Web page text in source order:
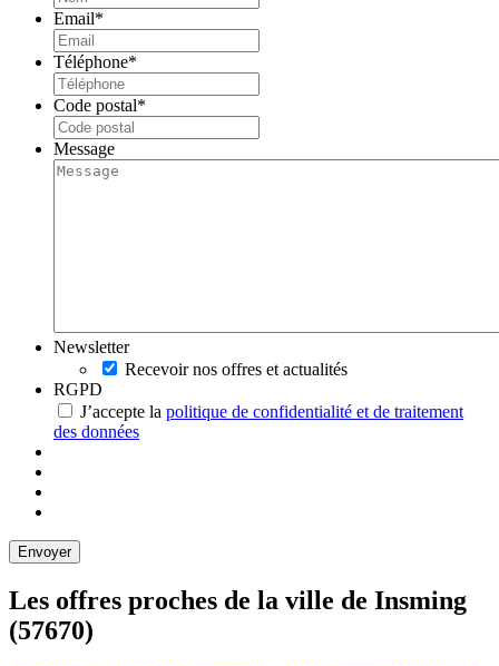
Email*
Téléphone*
Code postal*
Message
Newsletter
Recevoir nos offres et actualités
RGPD
J’accepte la politique de confidentialité et de traitement
des données
Les offres proches de la ville de Insming
(57670)